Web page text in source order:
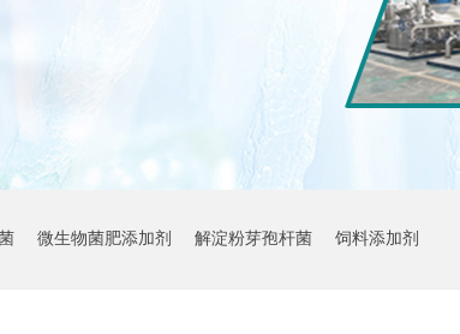
微生物菌肥添加剂 解淀粉芽孢杆菌 饲料添加剂